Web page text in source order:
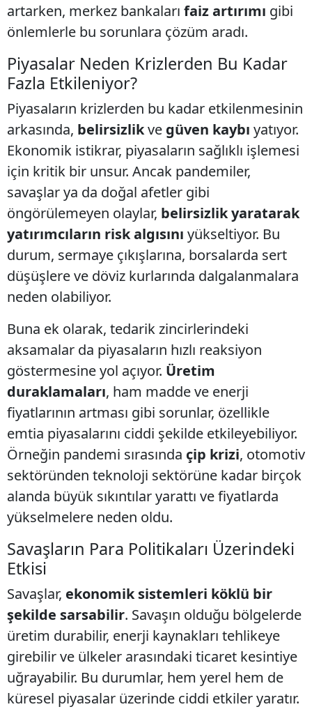
artarken, merkez bankaları faiz artırımı gibi
önlemlerle bu sorunlara çözüm aradı.
Piyasalar Neden Krizlerden Bu Kadar
Fazla Etkileniyor?
Piyasaların krizlerden bu kadar etkilenmesinin
arkasında, belirsizlikve güven kaybı yatıyor.
Ekonomik istikrar, piyasaların sağlıklı işlemesi
için kritik bir unsur. Ancak pandemiler,
savaşlar ya da doğal afetler gibi
öngörülemeyen olaylar, belirsizlik yaratarak
yatırımcıların risk algısını yükseltiyor. Bu
durum, sermaye çıkışlarına, borsalarda sert
düşüşlere ve döviz kurlarında dalgalanmalara
neden olabiliyor.
Buna ek olarak, tedarik zincirlerindeki
aksamalar da piyasaların hızlı reaksiyon
göstermesine yol açıyor. Üretim
duraklamaları, ham madde ve enerji
fiyatlarının artması gibi sorunlar, özellikle
emtia piyasalarını ciddi şekilde etkileyebiliyor.
Örneğin pandemi sırasında çip krizi, otomotiv
sektöründen teknoloji sektörüne kadar birçok
alanda büyük sıkıntılar yarattı ve fiyatlarda
yükselmelere neden oldu.
Savaşların Para Politikaları Üzerindeki
Etkisi
Savaşlar, ekonomik sistemleri köklü bir
şekilde sarsabilir. Savaşın olduğu bölgelerde
üretim durabilir, enerji kaynakları tehlikeye
girebilir ve ülkeler arasındaki ticaret kesintiye
uğrayabilir. Bu durumlar, hem yerel hem de
küresel piyasalar üzerinde ciddi etkiler yaratır.